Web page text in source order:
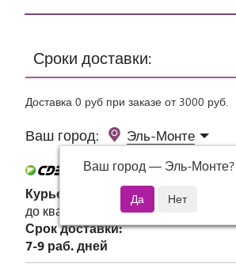
Сроки доставки:
Доставка 0 руб при заказе от 3000 руб.
Ваш город: Эль-Монте
Ваш город — Эль-Монте?
Курьер СДЭК
до квартиры или офиса
Срок доставки:
7-9 раб. дней